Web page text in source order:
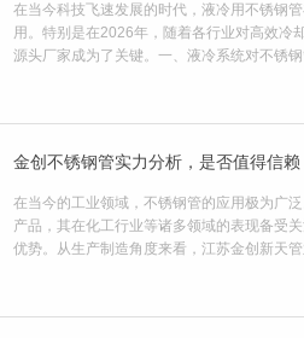
在当今科技飞速发展的时代，液冷用不锈钢
用。特别是在2026年，随着各行业对高效冷
源头厂家成为了关键。一、液冷系统对不锈钢
金创不锈钢管实力分析，是否值得信赖
在当今的工业领域，不锈钢管的应用极为广
产品，其在化工行业等诸多领域的表现备受
优势。从生产制造角度来看，江苏金创新天管